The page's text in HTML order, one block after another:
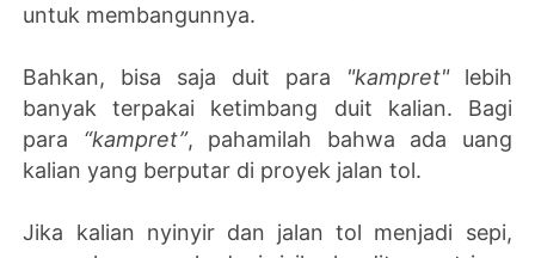
untuk membangunnya.
Bahkan, bisa saja duit para "kampret"lebih
banyak terpakai ketimbang duit kalian. Bagi
para “kampret”, pahamilah bahwa ada uang
kalian yang berputar di proyek jalan tol.
Jika kalian nyinyir dan jalan tol menjadi sepi,